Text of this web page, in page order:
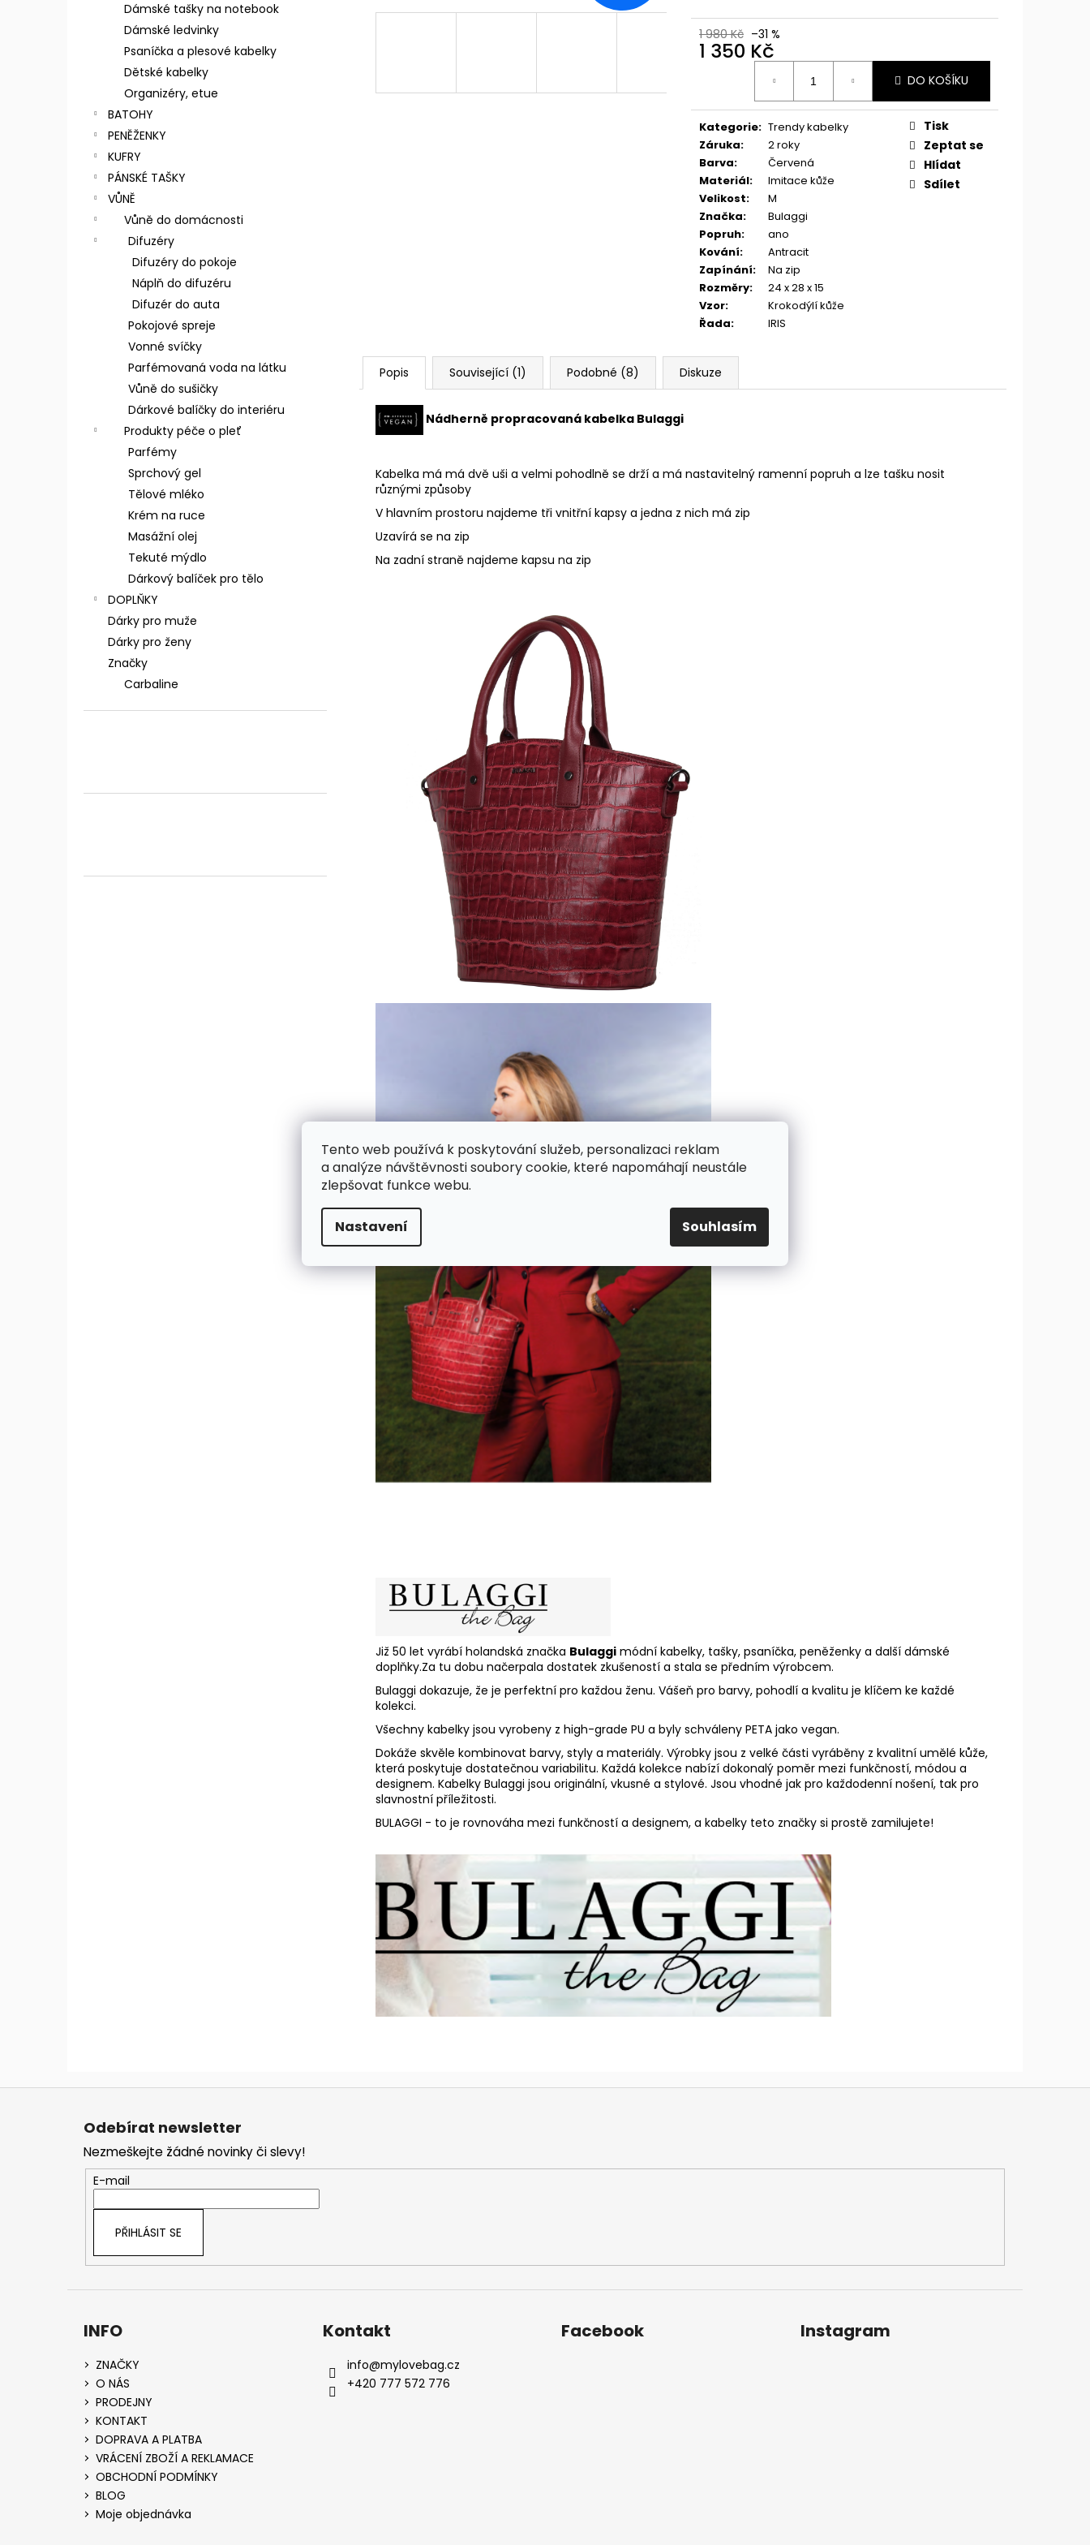
Tento web používá k poskytování služeb, personalizaci reklam
a analýze návštěvnosti soubory cookie, které napomáhají neustále
zlepšovat funkce webu.
Nastavení Souhlasím
Dámské tašky na notebook
Dámské ledvinky
Psaníčka a plesové kabelky
Dětské kabelky
Organizéry, etue
BATOHY
PENĚŽENKY
KUFRY
PÁNSKÉ TAŠKY
VŮNĚ
Vůně do domácnosti
Difuzéry
Difuzéry do pokoje
Náplň do difuzéru
Difuzér do auta
Pokojové spreje
Vonné svíčky
Parfémovaná voda na látku
Vůně do sušičky
Dárkové balíčky do interiéru
Produkty péče o pleť
Parfémy
Sprchový gel
Tělové mléko
Krém na ruce
Masážní olej
Tekuté mýdlo
Dárkový balíček pro tělo
DOPLŇKY
Dárky pro muže
Dárky pro ženy
Značky
Carbaline
1 980 Kč –31 %
1 350 Kč
DO KOŠÍKU
Kategorie: Trendy kabelky
Záruka:
2 roky
Barva:
Červená
Materiál:
Imitace kůže
Velikost:
M
Značka:
Bulaggi
Popruh:
ano
Kování:
Antracit
Zapínání:
Na zip
Rozměry:
24 x 28 x 15
Vzor:
Krokodýlí kůže
Řada: IRIS
Tisk
Zeptat se
Hlídat
Sdílet
Popis Související (1) Podobné (8) Diskuze
Nádherně propracovaná kabelka Bulaggi
Kabelka má má dvě uši a velmi pohodlně se drží a má nastavitelný ramenní popruh a lze tašku nosit
různými způsoby
V hlavním prostoru najdeme tři vnitřní kapsy a jedna z nich má zip
Uzavírá se na zip
Na zadní straně najdeme kapsu na zip
Již 50 let vyrábí holandská značka Bulaggi módní kabelky, tašky, psaníčka, peněženky a další dámské
doplňky.Za tu dobu načerpala dostatek zkušeností a stala se předním výrobcem.
Bulaggi dokazuje, že je perfektní pro každou ženu. Vášeň pro barvy, pohodlí a kvalitu je klíčem ke každé
kolekci.
Všechny kabelky jsou vyrobeny z high-grade PU a byly schváleny PETA jako vegan.
Dokáže skvěle kombinovat barvy, styly a materiály. Výrobky jsou z velké části vyráběny z kvalitní umělé kůže,
která poskytuje dostatečnou variabilitu. Každá kolekce nabízí dokonalý poměr mezi funkčností, módou a
designem. Kabelky Bulaggi jsou originální, vkusné a stylové. Jsou vhodné jak pro každodenní nošení, tak pro
slavnostní příležitosti.
BULAGGI - to je rovnováha mezi funkčností a designem, a kabelky teto značky si prostě zamilujete!
Odebírat newsletter
Nezmeškejte žádné novinky či slevy!
E-mail
PŘIHLÁSIT SE
INFO
ZNAČKY
O NÁS
PRODEJNY
KONTAKT
DOPRAVA A PLATBA
VRÁCENÍ ZBOŽÍ A REKLAMACE
OBCHODNÍ PODMÍNKY
BLOG
Moje objednávka
Kontakt
info@mylovebag.cz
+420 777 572 776
Facebook Instagram